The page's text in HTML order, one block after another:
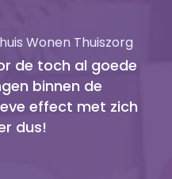
Wonen Thuiszorg
de toch al goede
binnen de
effect met zich
dus!